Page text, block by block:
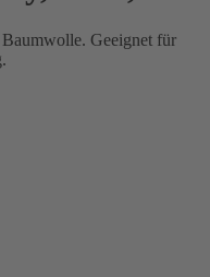
Geeignet für